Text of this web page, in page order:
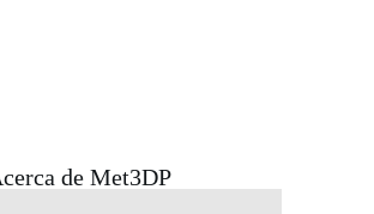
de Met3DP